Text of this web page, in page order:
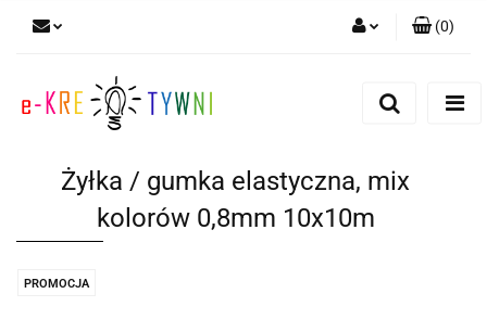
Zgody cookies
(0)
Żyłka / gumka elastyczna, mix
kolorów 0,8mm 10x10m
PROMOCJA